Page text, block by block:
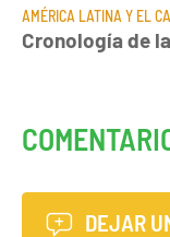
AMÉRICA LATINA Y EL
Cronología de
DEJAR